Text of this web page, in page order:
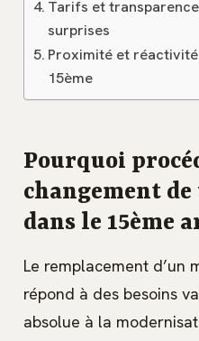
Tarifs et
surprises
Proximité et
15ème
Pourquoi
changement
dans le 15ème
Le remplacement d’un
répond à des besoins
absolue à la